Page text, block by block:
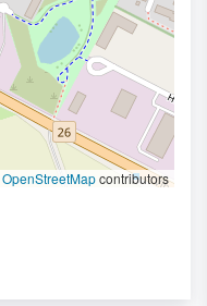
OpenStreetMapcontributors